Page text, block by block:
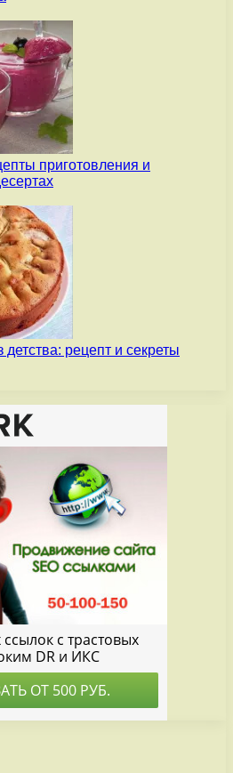
приготовления и
рецепт и секреты